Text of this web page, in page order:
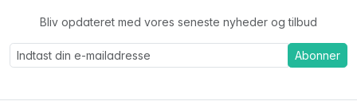
Bliv opdateret med vores seneste nyheder og tilbud
Abonner